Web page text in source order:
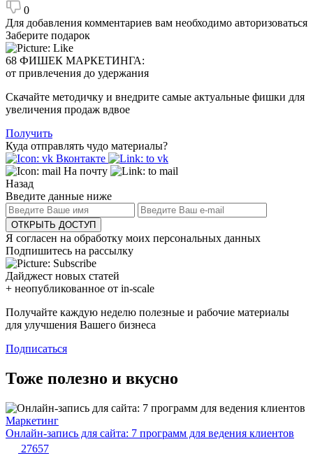
0
Для добавления комментариев вам необходимо авторизоваться
Заберите подарок
68 ФИШЕК МАРКЕТИНГА:
от привлечения до удержания
Скачайте методичку и внедрите самые актуальные фишки для
увеличения продаж вдвое
Получить
Куда отправлять чудо материалы?
Вконтакте
На почту
Назад
Введите данные ниже
ОТКРЫТЬ ДОСТУП
Я согласен на обработку моих персональных данных
Подпишитесь на рассылку
Дайджест новых статей
+ неопубликованное от in-scale
Получайте каждую неделю полезные и рабочие материалы
для улучшения Вашего бизнеса
Подписаться
Тоже полезно и вкусно
Маркетинг
Онлайн-запись для сайта: 7 программ для ведения клиентов
27657